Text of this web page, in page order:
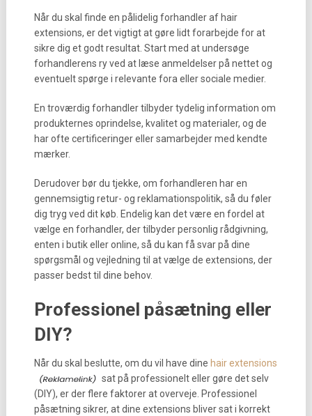
Når du skal finde en pålidelig forhandler af hair
extensions, er det vigtigt at gøre lidt forarbejde for at
sikre dig et godt resultat. Start med at undersøge
forhandlerens ry ved at læse anmeldelser på nettet og
eventuelt spørge i relevante fora eller sociale medier.
En troværdig forhandler tilbyder tydelig information om
produkternes oprindelse, kvalitet og materialer, og de
har ofte certificeringer eller samarbejder med kendte
mærker.
Derudover bør du tjekke, om forhandleren har en
gennemsigtig retur- og reklamationspolitik, så du føler
dig tryg ved dit køb. Endelig kan det være en fordel at
vælge en forhandler, der tilbyder personlig rådgivning,
enten i butik eller online, så du kan få svar på dine
spørgsmål og vejledning til at vælge de extensions, der
passer bedst til dine behov.
Professionel påsætning eller
DIY?
Når du skal beslutte, om du vil have dine hair extensions
sat på professionelt eller gøre det selv
(DIY), er der flere faktorer at overveje. Professionel
påsætning sikrer, at dine extensions bliver sat i korrekt